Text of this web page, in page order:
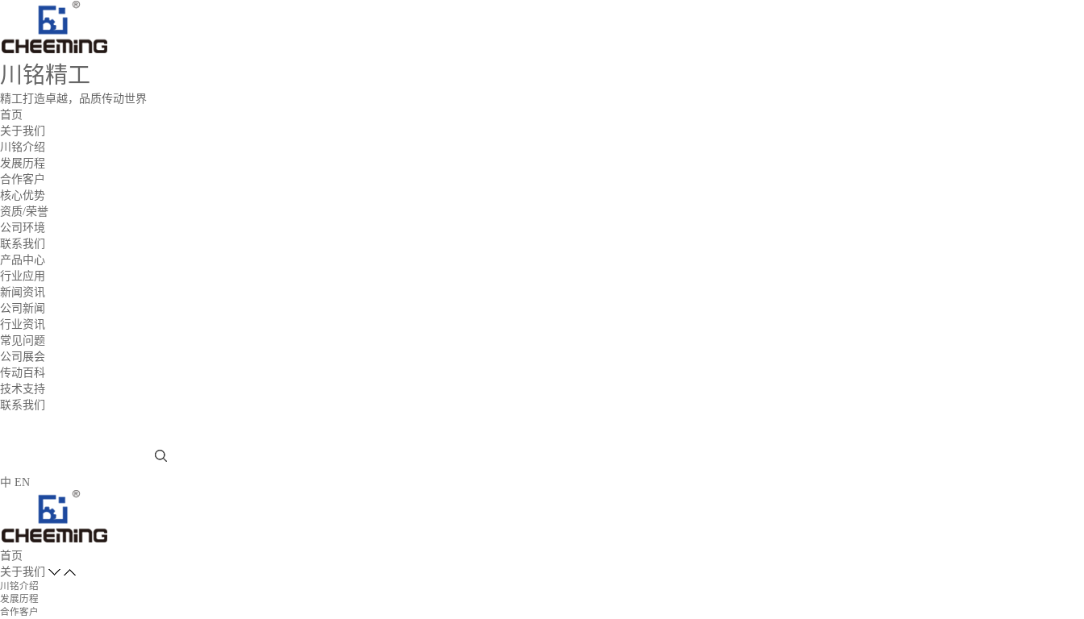
川铭精工
精工打造卓越，品质传动世界
首页
关于我们
川铭介绍
发展历程
合作客户
核心优势
资质/荣誉
公司环境
联系我们
产品中心
行业应用
新闻资讯
公司新闻
行业资讯
常见问题
公司展会
传动百科
技术支持
联系我们
中 EN
首页
关于我们
川铭介绍
发展历程
合作客户